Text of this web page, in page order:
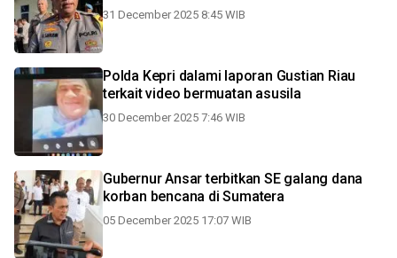
31 December 2025 8:45 WIB
Polda Kepri dalami laporan Gustian Riau
terkait video bermuatan asusila
30 December 2025 7:46 WIB
Gubernur Ansar terbitkan SE galang dana
korban bencana di Sumatera
05 December 2025 17:07 WIB